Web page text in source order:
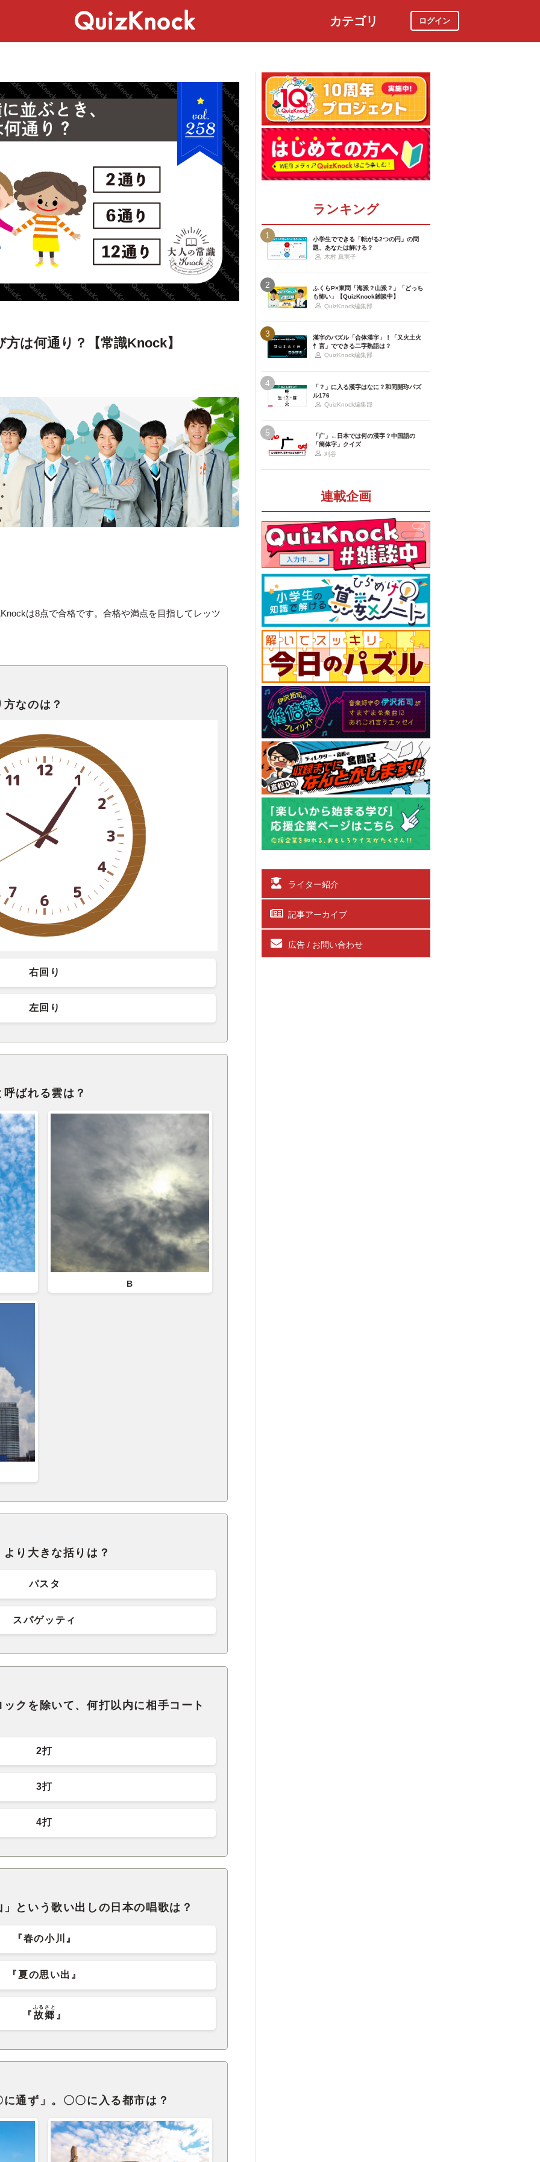
カテゴリ ログイン
は何通り？【常識Knock】
は8点で合格です。合格や満点を目指してレッツ
なのは？
右回り
左回り
ばれる雲は？
B
り大きな括りは？
パスタ
スパゲッティ
クを除いて、何打以内に相手コート
2打
3打
4打
という歌い出しの日本の唱歌は？
『春の小川』
『夏の思い出』
『 故郷
ふるさと
』
通ず」。〇〇に入る都市は？
ランキング
1
小学生でできる「転がる2つの円」の問
題、あなたは解ける？
木村 真実子
2
ふくらP×東問「海派？山派？」「どっち
も怖い」【QuizKnock雑談中】
QuizKnock編集部
3
漢字のパズル「合体漢字」！「又火土火
忄言」でできる二字熟語は？
QuizKnock編集部
4
「？」に入る漢字はなに？和同開珎パズ
ル176
QuizKnock編集部
5
「广」←日本では何の漢字？中国語の
「簡体字」クイズ
刈谷
連載企画
ライター紹介
記事アーカイブ
広告 / お問い合わせ